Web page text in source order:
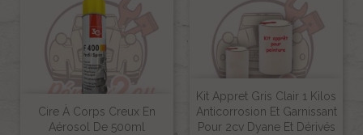
Cire À Corps Creux En
Aérosol De 500ml
Kit Appret Gris Clair 1 Kilos
Anticorrosion Et Garnissant
Pour 2cv Dyane Et Dérivés